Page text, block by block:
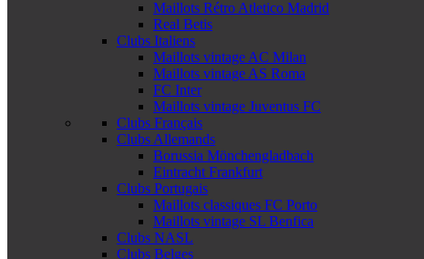
Maillots Rétro Atletico Madrid
Real Betis
Clubs Italiens
Maillots vintage AC Milan
Maillots vintage AS Roma
FC Inter
Maillots vintage Juventus FC
Clubs Français
Clubs Allemands
Borussia Mönchengladbach
Eintracht Frankfurt
Clubs Portugais
Maillots classiques FC Porto
Maillots vintage SL Benfica
Clubs NASL
Clubs Belges